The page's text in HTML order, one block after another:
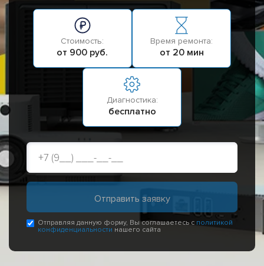
Стоимость:
от 900 руб.
Время ремонта:
от 20 мин
Диагностика:
бесплатно
Отправляя данную форму, Вы соглашаетесь с политикой
конфиденциальности нашего сайта